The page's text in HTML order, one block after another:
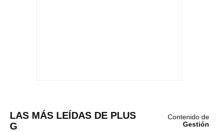
LAS MÁS LEÍDAS DE PLUS
G
Contenido de
Gestión